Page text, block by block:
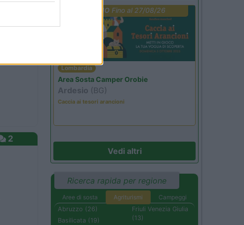
2
PROMOFino al 27/08/26
Lombardia
Area Sosta Camper Orobie
Ardesio (BG)
Caccia ai tesori arancioni
Vedi altri
Ricerca rapida per regione
Aree di sosta Agriturismi
Campeggi
Abruzzo (26)
Basilicata (19)
Friuli Venezia Giulia
(13)